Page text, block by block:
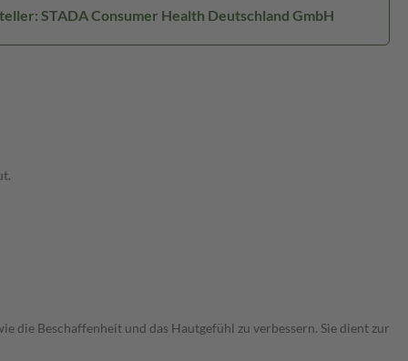
STADA Consumer Health Deutschland GmbH
Beschaffenheit und das Hautgefühl zu verbessern. Sie dient zur